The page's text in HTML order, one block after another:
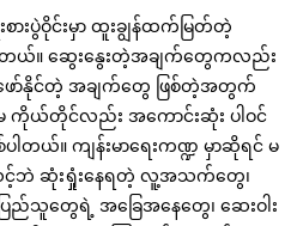
စားပွဲဝိုင်းမှာ ထူးချွန်ထက်မြတ်တဲ့
ါတယ်။ ဆွေးနွေးတဲ့အချက်တွေကလည်း
နိုင်တဲ့ အချက်တွေ ဖြစ်တဲ့အတွက်
မ ကိုယ်တိုင်လည်း အကောင်းဆုံး ပါဝင်
ါတယ်။ ကျန်းမာရေးကဏ္ဍ မှာဆိုရင် မ
းသင့်ဘဲ ဆုံးရှုံးနေရတဲ့ လူ့အသက်တွေ၊
ြည်သူတွေရဲ့ အခြေအနေတွေ၊ ဆေးဝါး